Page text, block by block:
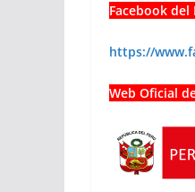
Facebook del
https://
Web Oficial